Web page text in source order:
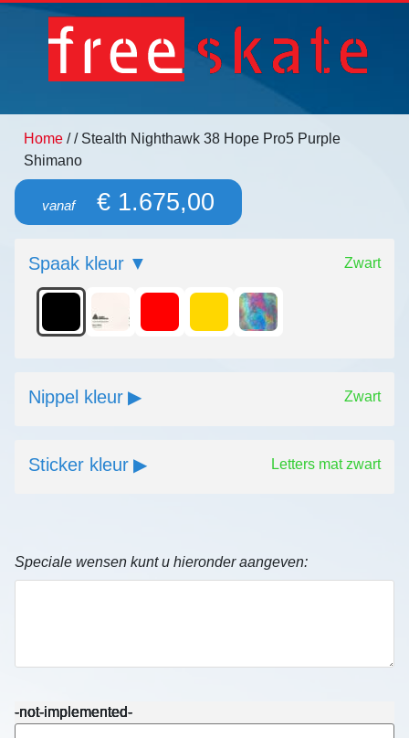
Home // Stealth Nighthawk 38 Hope Pro5 Purple
Shimano
vanaf€ 1.675,00
Spaak kleur Zwart
Nippel kleur Zwart
Sticker kleur Letters mat zwart
Speciale wensen kunt u hieronder aangeven:
-not-implemented-
-not-implemented-
-not-implemented-
-not-implemented-